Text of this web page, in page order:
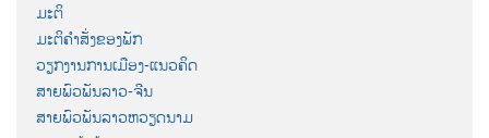
ມະຕິ
ມະຕິຄຳສັ່ງຂອງພັກ
ວຽກງານການເມືອງ-ແນວຄິດ
ສາຍພົວພັນລາວ-ຈີນ
ສາຍພົວພັນລາວຫວຽດນາມ